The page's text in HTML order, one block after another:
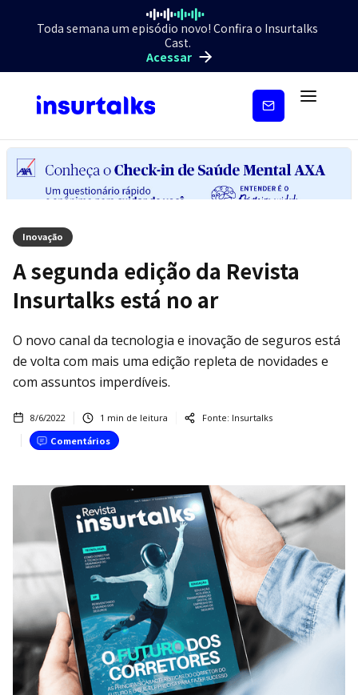
Toda semana um episódio novo! Confira o Insurtalks
Cast.
Acessar
Inscreva-
Inovação
A segunda edição da Revista
Insurtalks está no ar
O novo canal da tecnologia e inovação de seguros está
de volta com mais uma edição repleta de novidades e
com assuntos imperdíveis.
8/6/2022 1 min de leitura Fonte: Insurtalks
Comentários